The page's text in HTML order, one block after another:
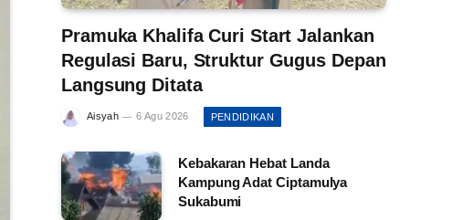
Pramuka Khalifa Curi Start Jalankan
Regulasi Baru, Struktur Gugus Depan
Langsung Ditata
Aisyah 6 Agu 2026 PENDIDIKAN
Kebakaran Hebat Landa
Kampung Adat Ciptamulya
Sukabumi